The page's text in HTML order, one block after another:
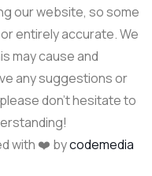
our website, so some
entirely accurate. We
may cause and
any suggestions or
don’t hesitate to
with ❤️ bycodemedia